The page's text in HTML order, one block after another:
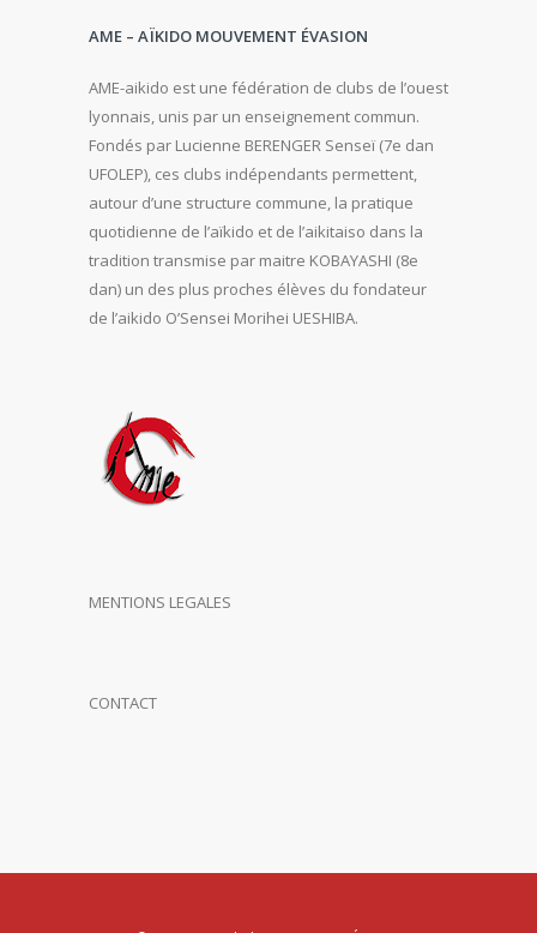
AME – AÏKIDO MOUVEMENT ÉVASION
AME-aikido est une fédération de clubs de l’ouest
lyonnais, unis par un enseignement commun.
Fondés par Lucienne BERENGER Senseï (7e dan
UFOLEP), ces clubs indépendants permettent,
autour d’une structure commune, la pratique
quotidienne de l’aïkido et de l’aikitaiso dans la
tradition transmise par maitre KOBAYASHI (8e
dan) un des plus proches élèves du fondateur
de l’aikido O’Sensei Morihei UESHIBA.
MENTIONS LEGALES
CONTACT